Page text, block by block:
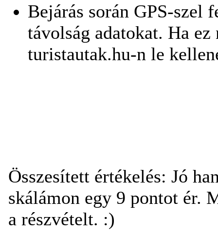
Bejárás során GPS-szel
távolság adatokat. Ha
turistautak.hu-n le
Összesített értékelés: Jó
skálámon egy 9 pontot ér.
a részvételt. :)